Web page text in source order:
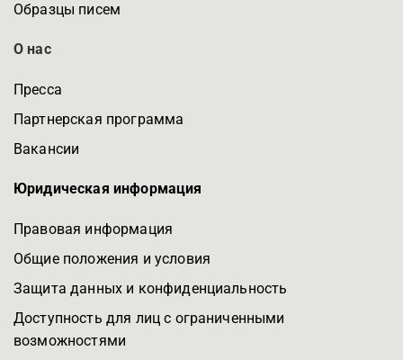
Образцы писем
О нас
Пресса
Партнерская программа
Вакансии
Юридическая информация
Правовая информация
Общие положения и условия
Защита данных и конфиденциальность
Доступность для лиц с ограниченными
возможностями